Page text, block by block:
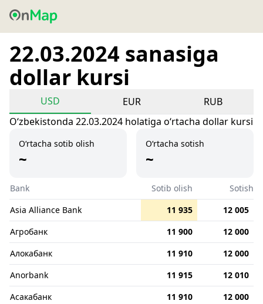
22.03.2024 sanasiga
dollar kursi
USD EUR
RUB
Oʻzbekistonda 22.03.2024 holatiga oʻrtacha dollar kursi
O‘rtacha sotib olish
~
O‘rtacha sotish
~
Bank Sotib olish
Sotish
Asia Alliance Bank
11 935
12 005
Агробанк
11 900
12 000
Алокабанк
11 910
12 000
Anorbank
11 915
12 010
Асакабанк
11 910
12 000